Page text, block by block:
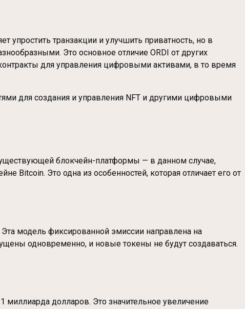
упростить транзакции и улучшить приватность, но в
Это основное отличие ORDI от других
для управления цифровыми активами, в то время
для создания и управления NFT и другими цифровыми
существующей блокчейн-платформы — в данном случае,
Bitcoin. Это одна из особенностей, которая отличает его от
модель фиксированной эмиссии направлена на
одновременно, и новые токены не будут создаваться.
миллиарда долларов. Это значительное увеличение